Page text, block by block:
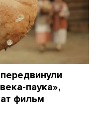
паука»,
фильм